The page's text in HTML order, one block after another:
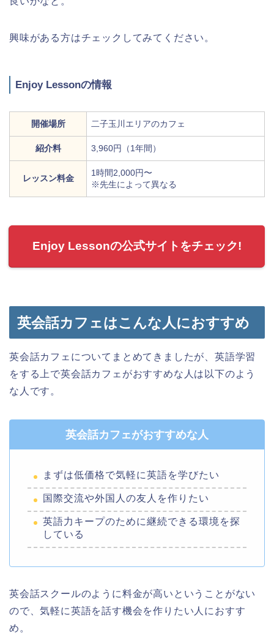
興味がある方はチェックしてみてください。
Enjoy Lessonの情報
開催場所 二子玉川エリアのカフェ
紹介料 3,960円（1年間）
レッスン料金
1時間2,000円〜
※先生によって異なる
Enjoy Lessonの公式サイトをチェック!
英会話カフェはこんな人におすすめ
英会話カフェについてまとめてきましたが、英語学習
をする上で英会話カフェがおすすめな人は以下のよう
な人です。
英会話カフェがおすすめな人
まずは低価格で気軽に英語を学びたい
国際交流や外国人の友人を作りたい
英語力キープのために継続できる環境を探
している
英会話スクールのように料金が高いということがない
ので、気軽に英語を話す機会を作りたい人におすす
め。